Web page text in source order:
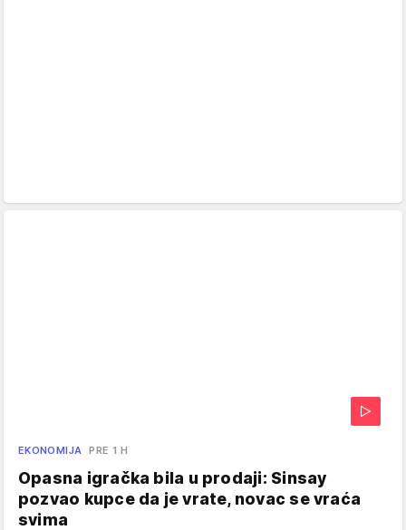
EKONOMIJA PRE 1 H
Opasna igračka bila u prodaji: Sinsay
pozvao kupce da je vrate, novac se vraća
svima